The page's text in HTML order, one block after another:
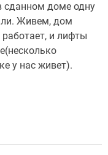
сданном доме одну
Живем, дом
и лифты
у нас живет).